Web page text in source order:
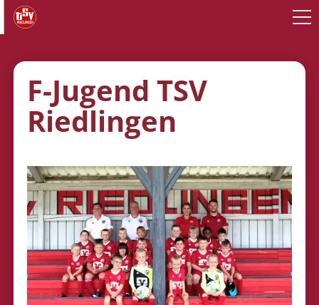
F-Jugend TSV
Riedlingen